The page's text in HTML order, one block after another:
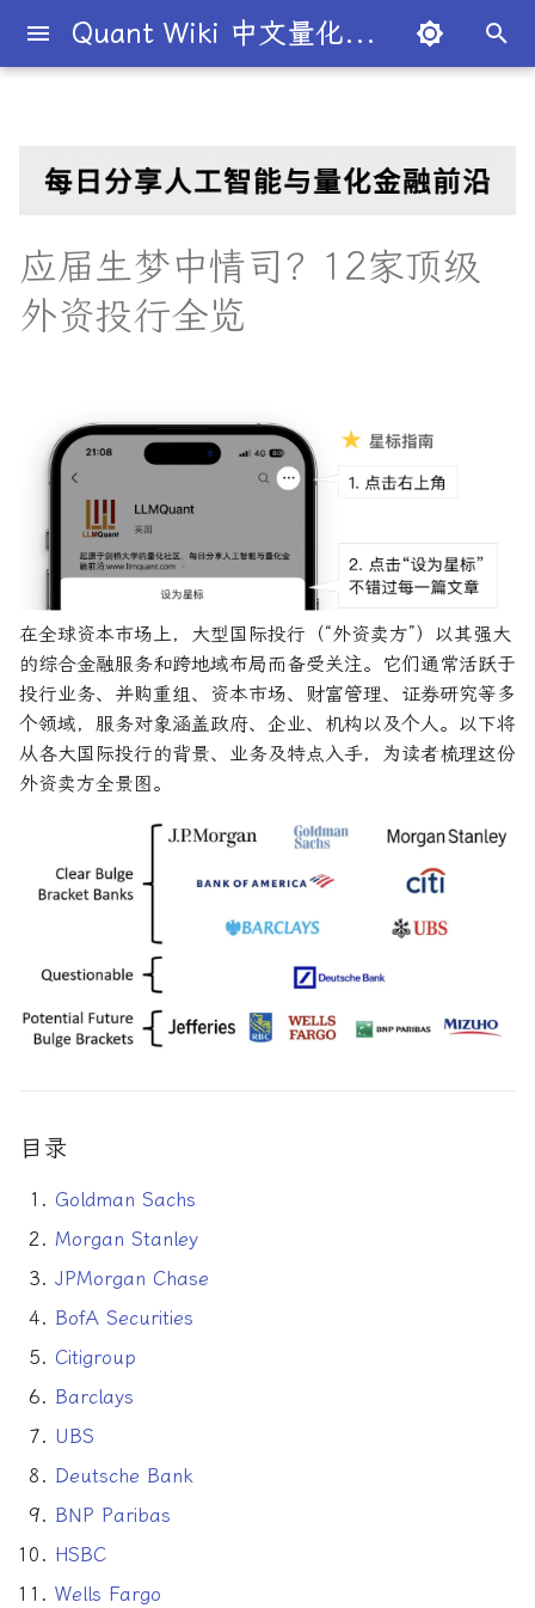
Quant Wiki 中文量化百科
始
搜
索
关于项目
常见问题
关于LLMQuant
加入我们
知识框架
金融工具
经济指标与概念
公司与市场结构
财务指标与概念
风险与波动
其他概念
概率基础 概率分布
金融衍生品
统计基础
统计检验
经典模型
期权策略
交易订单
希腊字母指标
经典模型
分析工具
历史人物
量化交易员带你入门
为什么有些交易策略能带
利？
如何打造"好用"的交易策略
量化术语簿
为有志于量化领域的人士
他们技能给雇主的绝佳项
夏普比率
波动率
极值理论(EVT)在VaR与
算中的应用
策略类型入门
一文解密量化策略类型
事件驱动型
实用行业入门
机构策略九个热门策略
论文清单
简介 最新研究目录
前沿技术
研报精选
研报精选目录
人工智能系列
简介 开源工具库
数据工具
学习资源
不同编程语言的量化框架
研究成果复现
统计套利型
简介
TradingAgents 多智能体
金融交易框架
InvestorBench 面向LLM
决策任务的Benchmark
ChatGPT也能做投资分析-
把手教你利用 LangChain
建股票研究框架
空"美国科技股的量化背景
创
如何利用LLM自动获取量
资策略
TradeMaster强化学习
全面科普：谷歌 Gemini
Flash 2.0 与 DeepSeek
R1、OpenAI o3-mini 的对比
OpenAI发布号称"最强大"的
GPT-4.5模型
深度解析:如何用DeepSeek-
R1对特斯拉相关新闻进行情
感分析并生成投资建议
如何使用DeepSeek-R1或
ChatGPT与Langchain构建专
业金融分析师
2025年AI量化论文优选41篇
ChatGPT量化实战
ChatGPT选股策略
人工智能前沿
Transformer架构详解
VQVAE模型概述
Overview 入门级书籍
编程实现类
书籍
人工智能
基础理论
目录
Morgan Stanley
JPMorgan Chase
Citigroup
UBS
Deutsche Bank
BNP Paribas
HSBC
Jefferies Group
关于量化求职的更多信息
关于 LLMQuant
西蒙斯
Julian Robertson
Citadel与Millennium文化对
多管理人基金成功之道
全球量化薪资大揭秘
径
揭秘量化分析师的日常
剑桥北大课程
城市如何影响你的量化生涯
量化金融最佳学位推荐
量化开发者职业路径解析
量化交易员职业路径揭秘
两种量化面试官类型解析
如何写出完美的量化简历
2023量化金融求职与实习指
如何拿下IMC Trading量化实
习
如何进入Akuna Capital做量
化交易
量化交易员面试问题大全
Overview
应届生梦中情司？12家顶级
外资投行全览
在全球资本市场上，大型国际投行（“外资卖方”）以其强大
的综合金融服务和跨地域布局而备受关注。它们通常活跃于
投行业务、并购重组、资本市场、财富管理、证券研究等多
个领域，服务对象涵盖政府、企业、机构以及个人。以下将
从各大国际投行的背景、业务及特点入手，为读者梳理这份
外资卖方全景图。
目录
Goldman Sachs
Morgan Stanley
JPMorgan Chase
BofA Securities
Citigroup
Barclays
UBS
Deutsche Bank
BNP Paribas
HSBC
Wells Fargo